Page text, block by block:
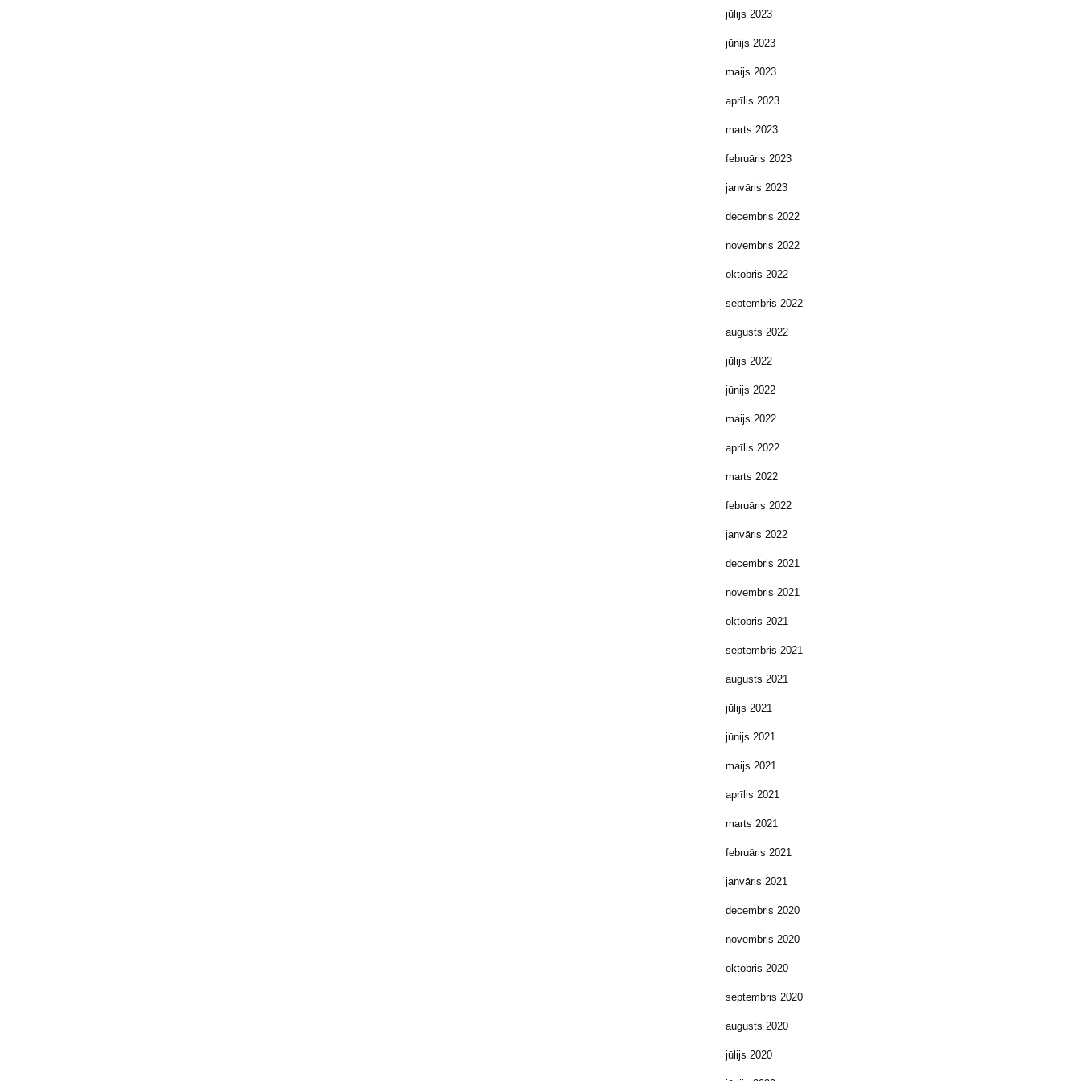
jūlijs 2023
jūnijs 2023
maijs 2023
aprīlis 2023
marts 2023
februāris 2023
janvāris 2023
decembris 2022
novembris 2022
oktobris 2022
septembris 2022
augusts 2022
jūlijs 2022
jūnijs 2022
maijs 2022
aprīlis 2022
marts 2022
februāris 2022
janvāris 2022
decembris 2021
novembris 2021
oktobris 2021
septembris 2021
augusts 2021
jūlijs 2021
jūnijs 2021
maijs 2021
aprīlis 2021
marts 2021
februāris 2021
janvāris 2021
decembris 2020
novembris 2020
oktobris 2020
septembris 2020
augusts 2020
jūlijs 2020